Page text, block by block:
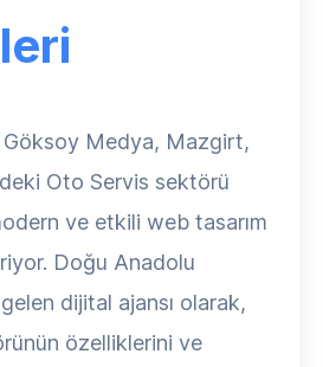
Göksoy Medya, Mazgirt,
Oto Servis sektörü
ve etkili web tasarım
Doğu Anadolu
dijital ajansı olarak,
özelliklerini ve